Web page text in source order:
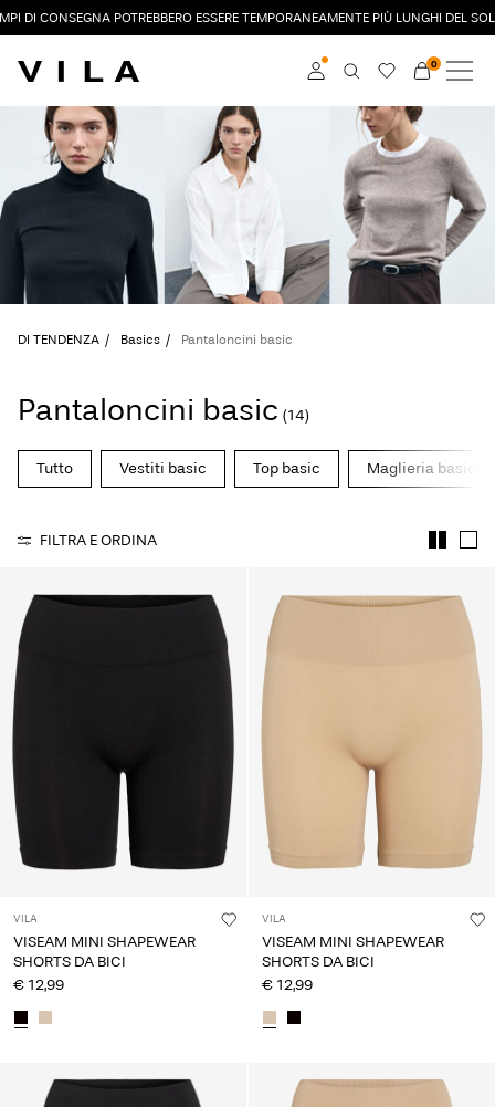
DI CONSEGNA POTREBBERO ESSERE TEMPORANEAMENTE PIÙ LUNGHI DEL
Diventa membro
Scopri di più sul VILA
Club
0
NUOVI ARRIVI
ABBIGLIAMENTO
DI TENDENZA
VILA CLUB
ROUGE EDIT
Accedi
Chi
DI TENDENZA Basics Pantaloncini basic
Pantaloncini basic (14)
Tutto Vestiti basic Top basic Maglieria basic
FILTRA E ORDINA
VILA
VISEAM MINI SHAPEWEAR
SHORTS DA BICI
€ 12,99
VILA
VISEAM MINI SHAPEWEAR
SHORTS DA BICI
€ 12,99